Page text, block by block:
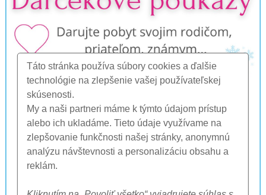
Táto stránka používa súbory cookies a ďalšie
technológie na zlepšenie vašej používateľskej
skúsenosti.
My a naši partneri máme k týmto údajom prístup
alebo ich ukladáme. Tieto údaje využívame na
zlepšovanie funkčnosti našej stránky, anonymnú
analýzu návštevnosti a personalizáciu obsahu a
reklám.